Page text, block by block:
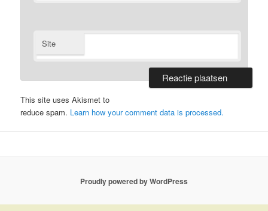
Site
This site uses Akismet to
reduce spam. Learn how your comment data is processed.
Proudly powered by WordPress